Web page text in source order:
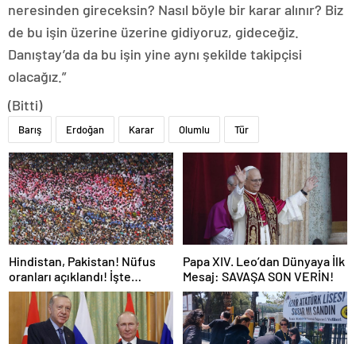
neresinden gireceksin? Nasıl böyle bir karar alınır? Biz
de bu işin üzerine üzerine gidiyoruz, gideceğiz.
Danıştay’da da bu işin yine aynı şekilde takipçisi
olacağız.”
(Bitti)
Barış Erdoğan Karar Olumlu Tür
Hindistan, Pakistan! Nüfus
oranları açıklandı! İşte
Dünyanın en kalabalık ülkesi!
Dünya haritası ülkeler!
Papa XIV. Leo’dan Dünyaya İlk
Mesaj: SAVAŞA SON VERİN!